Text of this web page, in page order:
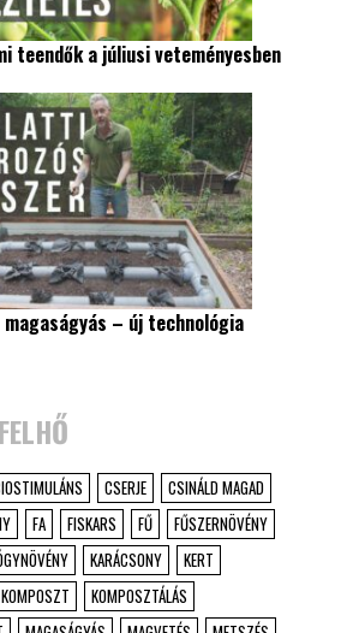
teendők a júliusi veteményesben
– új technológia
CSERJE
CSINÁLD MAGAD
FA FISKARS FŰ
FŰSZERNÖVÉNY
KARÁCSONY
KERT
KOMPOSZT
KOMPOSZTÁLÁS